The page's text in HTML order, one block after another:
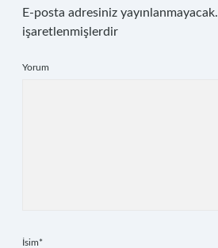
E-posta adresiniz yayınlanmayacak.
işaretlenmişlerdir
Yorum
İsim*